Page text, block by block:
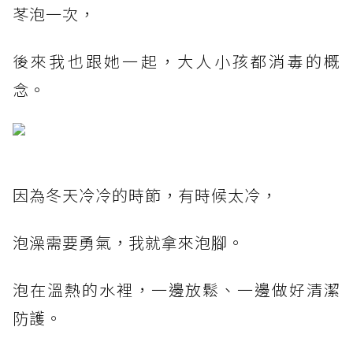
苳泡一次，
後來我也跟她一起，大人小孩都消毒的概
念。
因為冬天冷冷的時節，有時候太冷，
泡澡需要勇氣，我就拿來泡腳。
泡在溫熱的水裡，一邊放鬆、一邊做好清潔
防護。